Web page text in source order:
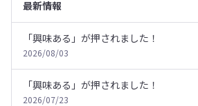
最新情報
「興味ある」が押されました！
2026/08/03
「興味ある」が押されました！
2026/07/23